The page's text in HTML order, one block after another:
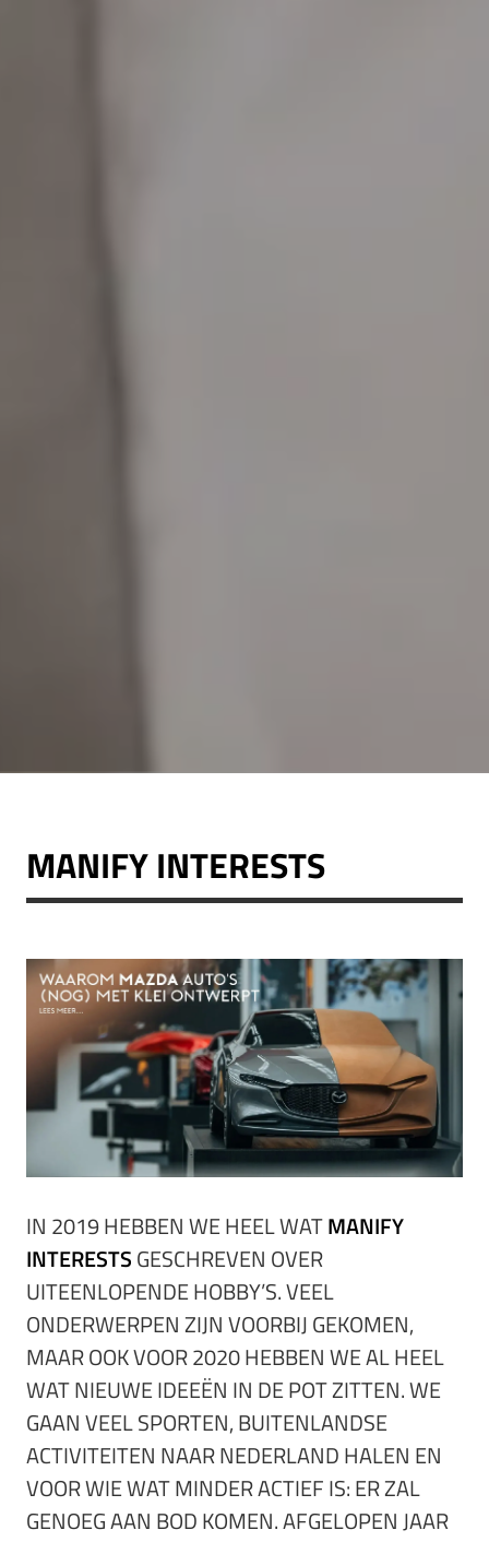
MANIFY INTERESTS
IN 2019 HEBBEN WE HEEL WATMANIFY
INTERESTSGESCHREVEN OVER
UITEENLOPENDE HOBBY’S. VEEL
ONDERWERPEN ZIJN VOORBIJ GEKOMEN,
MAAR OOK VOOR 2020 HEBBEN WE AL HEEL
WAT NIEUWE IDEEËN IN DE POT ZITTEN. WE
GAAN VEEL SPORTEN, BUITENLANDSE
ACTIVITEITEN NAAR NEDERLAND HALEN EN
VOOR WIE WAT MINDER ACTIEF IS: ER ZAL
GENOEG AAN BOD KOMEN. AFGELOPEN JAAR